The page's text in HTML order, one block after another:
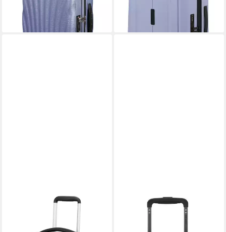
lieferbar - in 2-3 Werktagen bei dir
RESPARK, verschiedene
SAMSONITE
Weichgepäck-Trolley RE-LITE,